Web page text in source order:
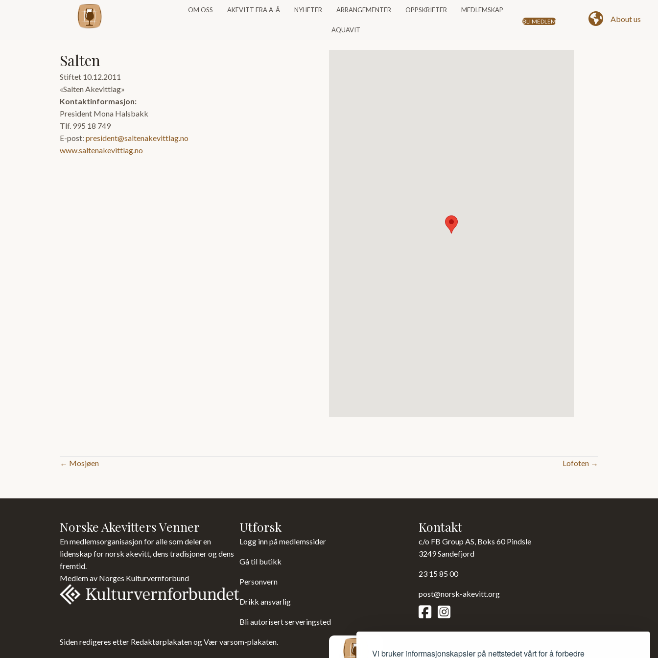
Vi bruker informasjonskapsler på nettstedet vårt for å forbedre
OM OSS AKEVITT FRA A-Å NYHETER ARRANGEMENTER OPPSKRIFTER MEDLEMSKAP
AQUAVIT
BLI MEDLEM About us
Salten
Stiftet 10.12.2011
«Salten Akevittlag»
Kontaktinformasjon:
President Mona Halsbakk
Tlf. 995 18 749
E-post: president@saltenakevittlag.no
www.saltenakevittlag.no
Posts
navigation
← Mosjøen Lofoten →
Norske Akevitters Venner
En medlemsorganisasjon for alle som deler en
lidenskap for norsk akevitt, dens tradisjoner og dens
fremtid.
Medlem av Norges Kulturvernforbund
Utforsk
Logg inn på medlemssider
Gå til butikk
Personvern
Drikk ansvarlig
Bli autorisert serveringsted
Kontakt
c/o FB Group AS, Boks 60 Pindsle
3249 Sandefjord
23 15 85 00
post@norsk-akevitt.org
Siden redigeres etter Redaktørplakaten og Vær varsom-plakaten.